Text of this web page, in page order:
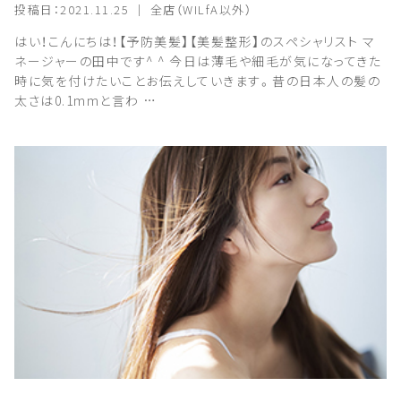
投稿日：2021.11.25 ｜ 全店（WILfA以外）
はい！こんにちは！【予防美髪】【美髪整形】のスペシャリスト マ
ネージャーの田中です^ ^ 今日は薄毛や細毛が気になってきた
時に気を付けたいことお伝えしていきます。昔の日本人の髪の
太さは0.1mmと言わ …